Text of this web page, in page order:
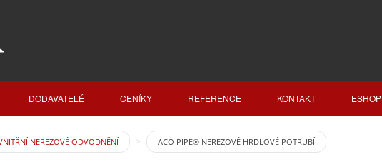
DODAVATELÉ CENÍKY REFERENCE KONTAKT ESHOP
NEREZOVÉ ODVODNĚNÍ ACO PIPE® NEREZOVÉ HRDLOVÉ POTRUBÍ